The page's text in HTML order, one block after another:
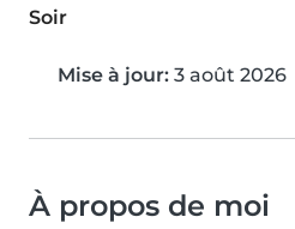
Soir
Mise à jour: 3 août 2026
À propos de moi